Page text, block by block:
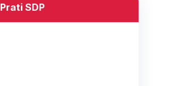
Prati SDP